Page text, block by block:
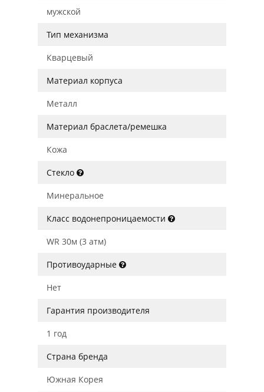
мужской
Тип механизма
Кварцевый
Материал корпуса
Металл
Материал браслета/ремешка
Кожа
Стекло
Минеральное
Класс водонепроницаемости
WR 30м (3 атм)
Противоударные
Нет
Гарантия производителя
1 год
Страна бренда
Южная Корея